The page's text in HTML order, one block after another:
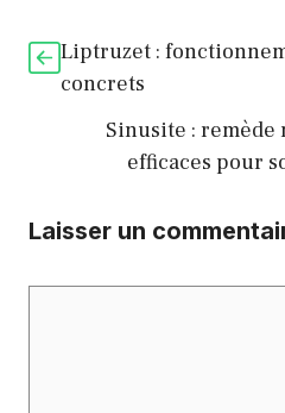
Liptruzet :
concrets
Sinusite :
efficaces pour
Laisser un